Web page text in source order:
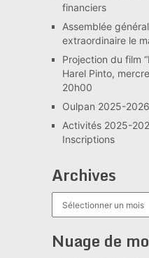
financiers
Assemblée
extraordinaire le
Projection du film
Harel Pinto,
20h00
Oulpan 2025-
Activités 2025-
Inscriptions
Archives
Nuage de